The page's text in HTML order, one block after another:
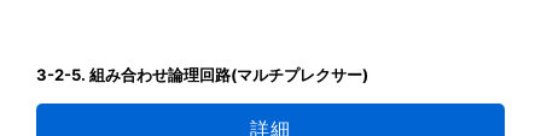
3-2-5. 組み合わせ論理回路(マルチプレクサー)
詳細